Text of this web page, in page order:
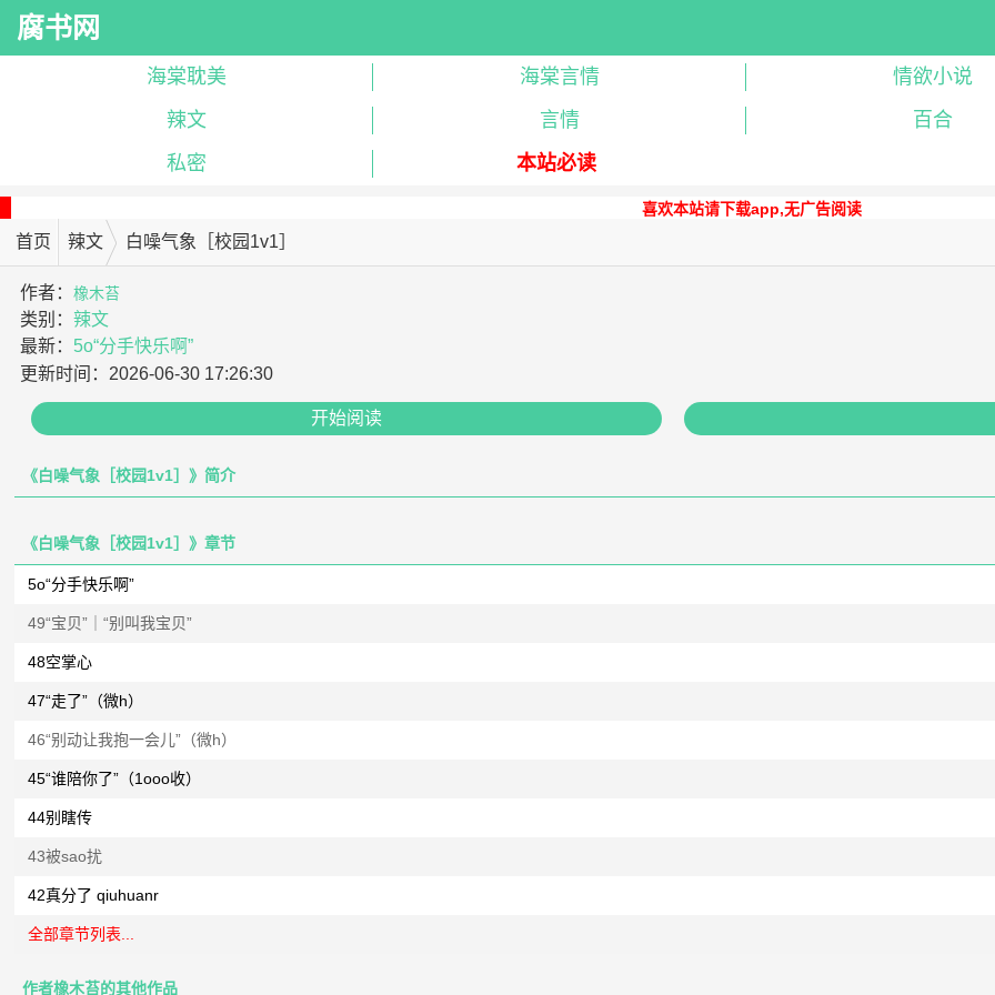
腐书网
海棠耽美 海棠言情 情欲小说
辣文
言情 百合
私密
本站必读
喜欢本站请下载app,无广告阅读
首页 辣文 白噪气象［校园1v1］
作者：橡木苔
类别：辣文
最新： 5o“分手快乐啊”
更新时间： 2026-06-30 17:26:30
开始阅读
《白噪气象［校园1v1］》简介
《白噪气象［校园1v1］》章节
5o“分手快乐啊”
49“宝贝”｜“别叫我宝贝”
48空掌心
47“走了”（微h）
46“别动让我抱一会儿”（微h）
45“谁陪你了”（1ooo收）
44别瞎传
43被sao扰
42真分了 qiuhuanr
全部章节列表...
作者橡木苔的其他作品